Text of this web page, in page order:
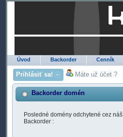
Úvod Backorder Cenník
Prihlásiť sa! Máte už účet ?
Backorder domén
Posledné domény odchytené cez náš
Backorder :